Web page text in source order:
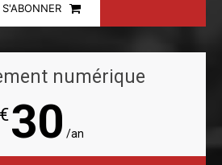
S'ABONNER
numérique
€30 /an